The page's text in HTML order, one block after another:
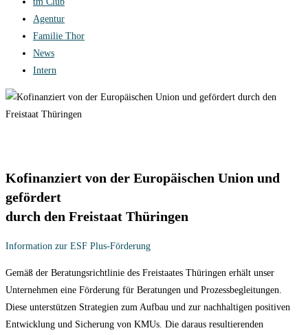
Agentur
Familie Thor
News
Intern
Kofinanziert von der Europäischen Union und
gefördert
durch den Freistaat Thüringen
Information zur ESF Plus-Förderung
Gemäß der Beratungsrichtlinie des Freistaates Thüringen erhält unser
Unternehmen eine Förderung für Beratungen und Prozessbegleitungen.
Diese unterstützen Strategien zum Aufbau und zur nachhaltigen positiven
Entwicklung und Sicherung von KMUs. Die daraus resultierenden